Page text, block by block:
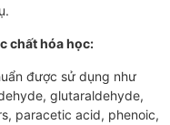
chất hóa học:
được sử dụng như
glutaraldehyde,
paracetic acid, phenoic,